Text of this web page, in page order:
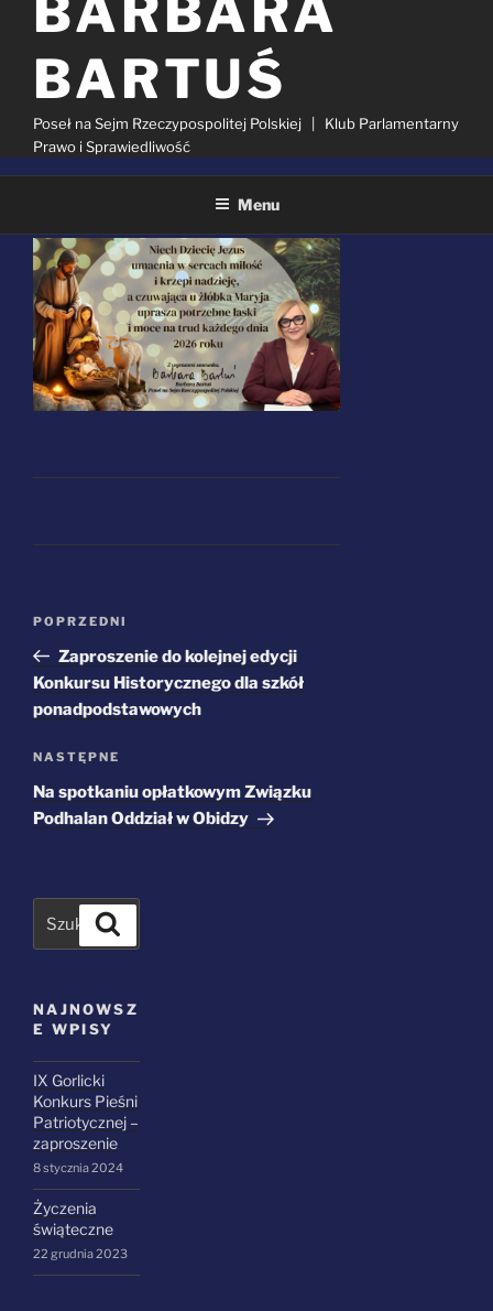
BARBARA
BARTUŚ
Poseł na Sejm Rzeczypospolitej Polskiej | Klub Parlamentarny
Prawo i Sprawiedliwość
Menu
Nawigacja
Poprzedni
wpis
POPRZEDNI
Zaproszenie do kolejnej edycji
Konkursu Historycznego dla szkół
ponadpodstawowych
Następny
wpis
NASTĘPNE
Na spotkaniu opłatkowym Związku
Podhalan Oddział w Obidzy
Szukaj:
NAJNOWSZ
E WPISY
IX Gorlicki
Konkurs Pieśni
Patriotycznej –
zaproszenie
8 stycznia 2024
Życzenia
świąteczne
22 grudnia 2023